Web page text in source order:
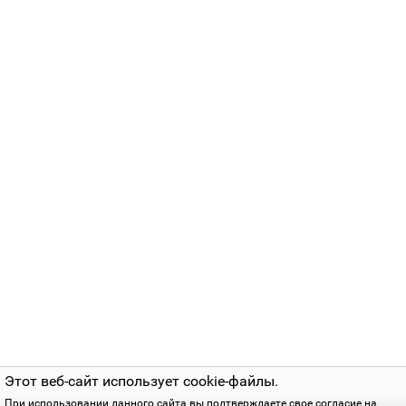
Этот веб-сайт использует cookie-файлы.
При использовании данного сайта вы подтверждаете свое согласие на